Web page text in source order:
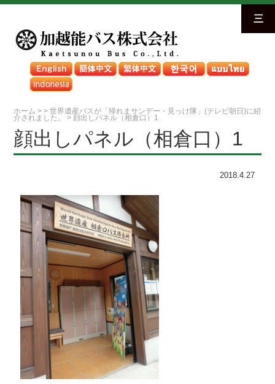
三
ホーム >>世界遺産バスが「帰れまサンデー・見っけ隊」(テレビ朝日)に紹
介されました。
> 顔出しパネル（相倉口）1
顔出しパネル（相倉口）1
2018.4.27